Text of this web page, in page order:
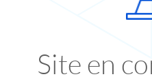
Site en